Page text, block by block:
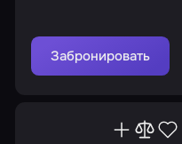
Забронировать